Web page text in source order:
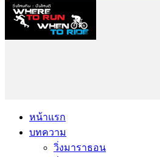
หน้าแรก
บทความ
วิ่งมาราธอน